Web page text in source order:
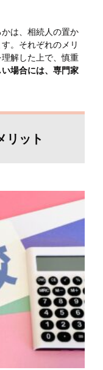
は、相続人の置か
。それぞれのメリ
解した上で、慎重
場合には、専門家
リット